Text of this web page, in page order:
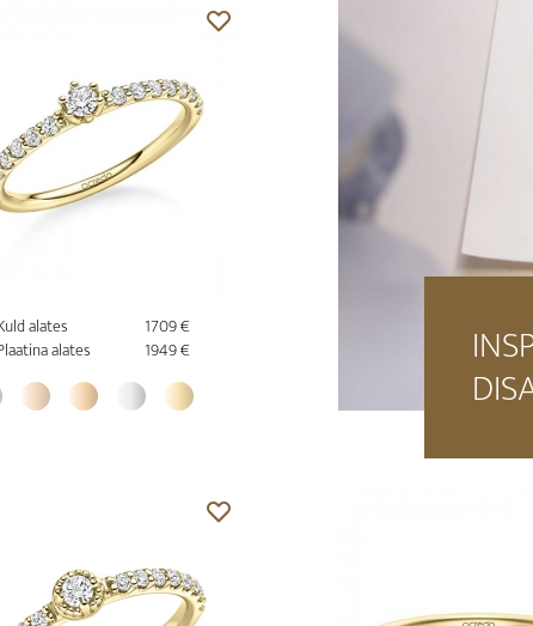
alates
1709 €
alates
1949 €